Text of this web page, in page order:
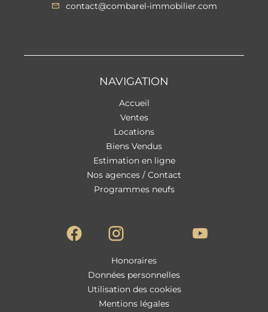
contact@combarel-immobilier.com
NAVIGATION
Accueil
Ventes
Locations
Biens Vendus
Estimation en ligne
Nos agences / Contact
Programmes neufs
Honoraires
Données personnelles
Utilisation des cookies
Mentions légales